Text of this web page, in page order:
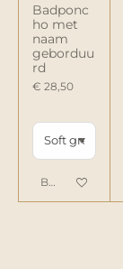
Badponc
ho met
naam
geborduu
rd
€ 28,50
Bekijk details